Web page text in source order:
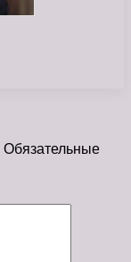
Обязательные